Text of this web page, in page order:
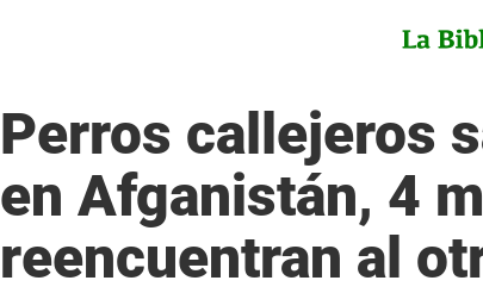
Perros callejeros
en Afganistán, 4
reencuentran al